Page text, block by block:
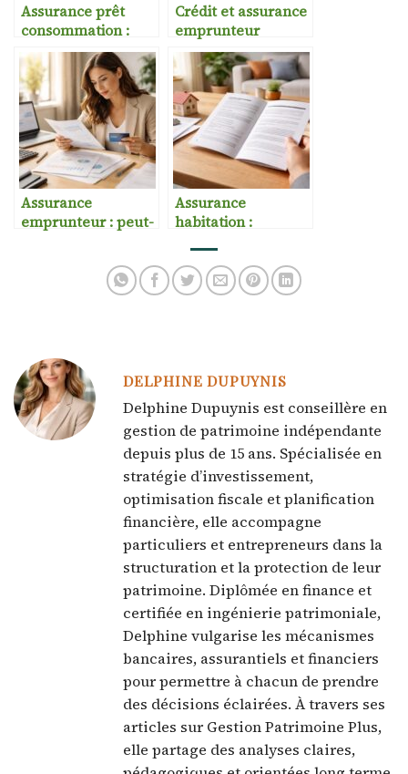
Assurance prêt
consommation :
faut-il la prendre ?
Crédit et assurance
emprunteur
Assurance
emprunteur : peut-
Assurance
habitation :
expliquées
DELPHINE DUPUYNIS
Delphine Dupuynis est conseillère en
gestion de patrimoine indépendante
depuis plus de 15 ans. Spécialisée en
stratégie d’investissement,
optimisation fiscale et planification
financière, elle accompagne
particuliers et entrepreneurs dans la
structuration et la protection de leur
patrimoine. Diplômée en finance et
certifiée en ingénierie patrimoniale,
Delphine vulgarise les mécanismes
bancaires, assurantiels et financiers
pour permettre à chacun de prendre
des décisions éclairées. À travers ses
articles sur Gestion Patrimoine Plus,
elle partage des analyses claires,